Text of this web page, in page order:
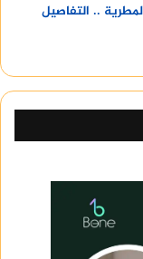
.. التفاصيل